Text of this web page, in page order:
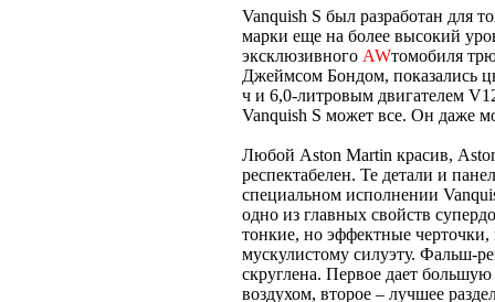
Vanquish S был разработан для
марки еще на более высокий
эксклюзивного AWтомобиля
Джеймсом Бондом, показались
ч и 6,0-литровым двигателем
Vanquish S может все. Он даже
Любой Aston Martin красив,
респектабелен. Те детали и
специальном исполнении
одно из главных свойств
тонкие, но эффектные
мускулистому силуэту. Фальш-
скруглена. Первое дает
воздухом, второе – лучшее